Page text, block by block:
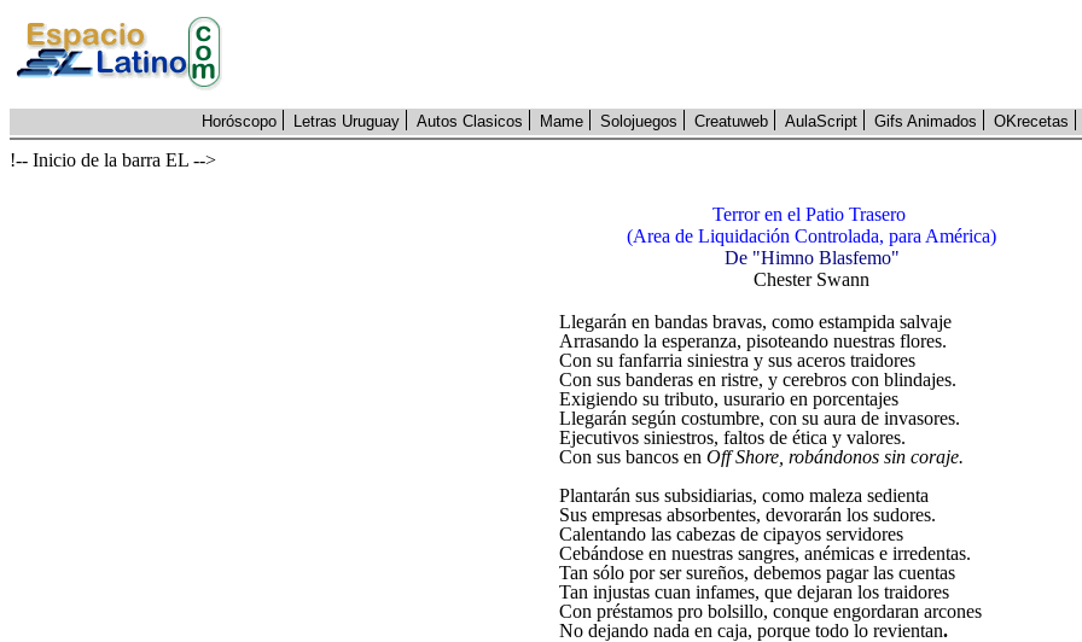
Horóscopo Letras Uruguay Autos Clasicos Mame Solojuegos Creatuweb AulaScript Gifs Animados OKrecetas
!-- Inicio de la barra EL -->
Terror en el Patio Trasero
(Area de Liquidación Controlada, para América)
De "Himno Blasfemo"
Chester Swann
Llegarán en bandas bravas, como estampida salvaje
Arrasando la esperanza, pisoteando nuestras flores.
Con su fanfarria siniestra y sus aceros traidores
Con sus banderas en ristre, y cerebros con blindajes.
Exigiendo su tributo, usurario en porcentajes
Llegarán según costumbre, con su aura de invasores.
Ejecutivos siniestros, faltos de ética y valores.
Con sus bancos en Off Shore, robándonos sin coraje.
Plantarán sus subsidiarias, como maleza sedienta
Sus empresas absorbentes, devorarán los sudores.
Calentando las cabezas de cipayos servidores
Cebándose en nuestras sangres, anémicas e irredentas.
Tan sólo por ser sureños, debemos pagar las cuentas
Tan injustas cuan infames, que dejaran los traidores
Con préstamos pro bolsillo, conque engordaran arcones
No dejando nada en caja, porque todo lo revientan.